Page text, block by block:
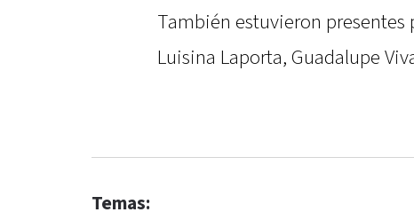
También estuvieron
Luisina Laporta, Guadalupe
Temas: